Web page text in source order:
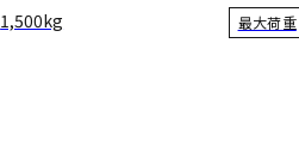
1,500kg 最大荷重